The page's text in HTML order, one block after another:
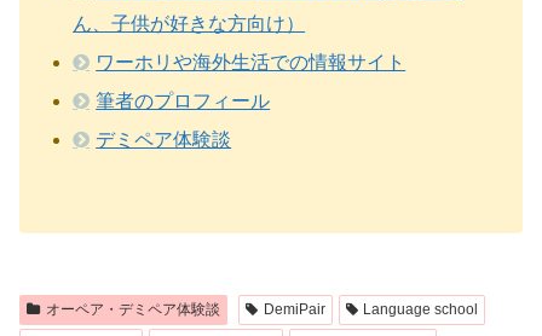
ん、子供が好きな方向け）
ワーホリや海外生活での情報サイト
筆者のプロフィール
デミペア体験談
オーペア・デミペア体験談 DemiPair
Language school